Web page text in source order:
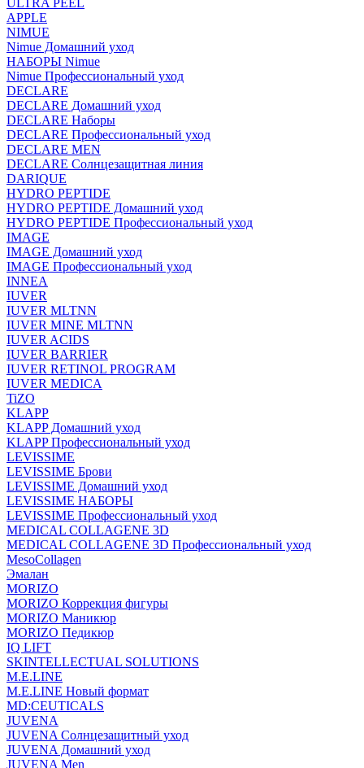
ULTRA PEEL
APPLE
NIMUE
Nimue Домашний уход
НАБОРЫ Nimue
Nimue Профессиональный уход
DECLARE
DECLARE Домашний уход
DECLARE Наборы
DECLARE Профессиональный уход
DECLARE MEN
DECLARE Солнцезащитная линия
DARIQUE
HYDRO PEPTIDE
HYDRO PEPTIDE Домашний уход
HYDRO PEPTIDE Профессиональный уход
IMAGE
IMAGE Домашний уход
IMAGE Профессиональный уход
INNEA
IUVER
IUVER MLTNN
IUVER MINE MLTNN
IUVER ACIDS
IUVER BARRIER
IUVER RETINOL PROGRAM
IUVER MEDICA
TiZO
KLAPP
KLAPP Домашний уход
KLAPP Профессиональный уход
LEVISSIME
LEVISSIME Брови
LEVISSIME Домашний уход
LEVISSIME НАБОРЫ
LEVISSIME Профессиональный уход
MEDICAL COLLAGENE 3D
MEDICAL COLLAGENE 3D Профессиональный уход
MesoCollagen
Эмалан
MORIZO
MORIZO Коррекция фигуры
MORIZO Маникюр
MORIZO Педикюр
IQ LIFT
SKINTELLECTUAL SOLUTIONS
M.E.LINE
M.E.LINE Новый формат
MD:CEUTICALS
JUVENA
JUVENA Солнцезащитный уход
JUVENA Домашний уход
JUVENA Men